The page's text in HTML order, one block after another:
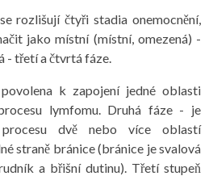
rozlišují čtyři stadia onemocnění,
jako místní (místní, omezená) -
- třetí a čtvrtá fáze.
k zapojení jedné oblasti
lymfomu. Druhá fáze - je
dvě nebo více oblastí
straně bránice (bránice je svalová
a břišní dutinu). Třetí stupeň